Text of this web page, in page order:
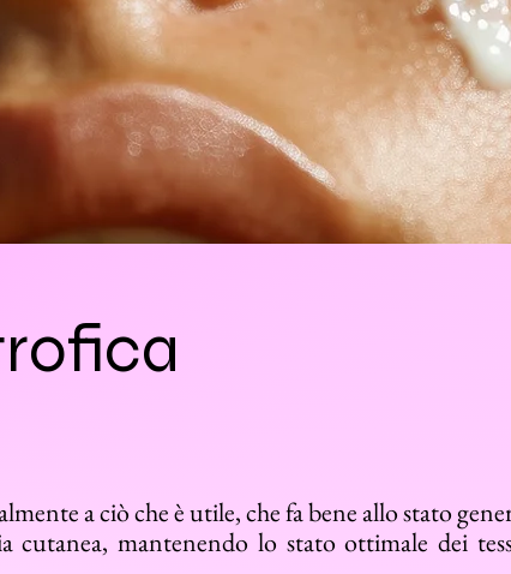
a ciò che è utile, che fa bene allo stato
cutanea, mantenendo lo stato ottimale dei